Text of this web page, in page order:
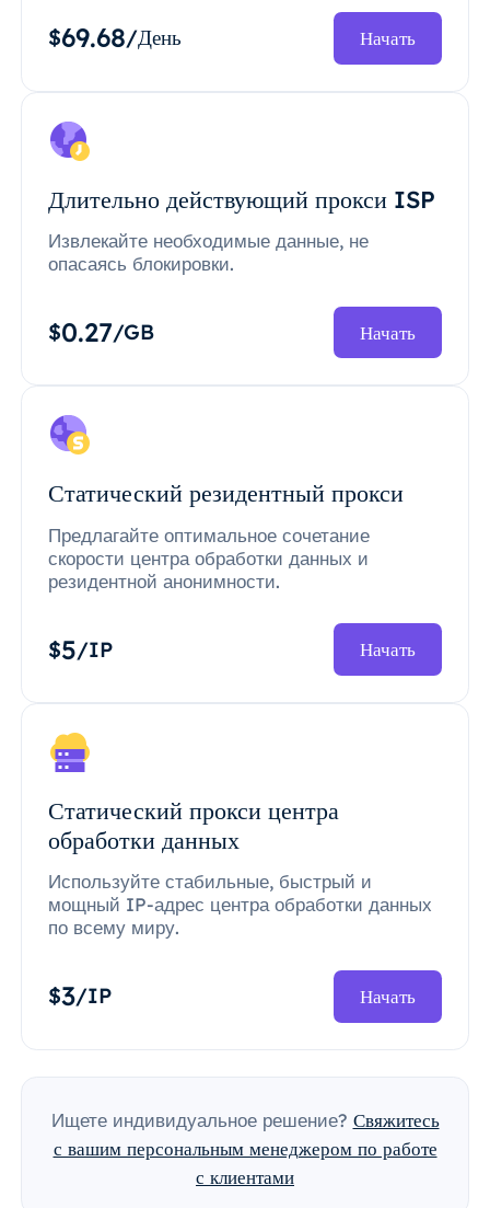
$69.68/День Начать
Длительно действующий прокси ISP
Извлекайте необходимые данные, не
опасаясь блокировки.
$0.27/GB Начать
Статический резидентный прокси
Предлагайте оптимальное сочетание
скорости центра обработки данных и
резидентной анонимности.
$5/IP Начать
Статический прокси центра
обработки данных
Используйте стабильные, быстрый и
мощный IP-адрес центра обработки данных
по всему миру.
$3/IP Начать
Ищете индивидуальное решение? Свяжитесь
с вашим персональным менеджером по работе
с клиентами